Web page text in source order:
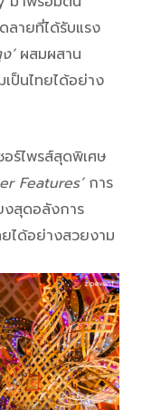
ายที่ได้รับแรง
’ผสมผสาน
ป็นไทยได้อย่าง
อร์ไพรส์สุดพิเศษ
Features’การ
งสุดอลังการ
ได้อย่างสวยงาม